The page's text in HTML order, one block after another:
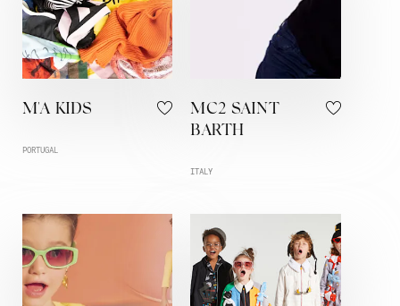
M'A KIDS
PORTUGAL
MC2 SAINT
BARTH
ITALY